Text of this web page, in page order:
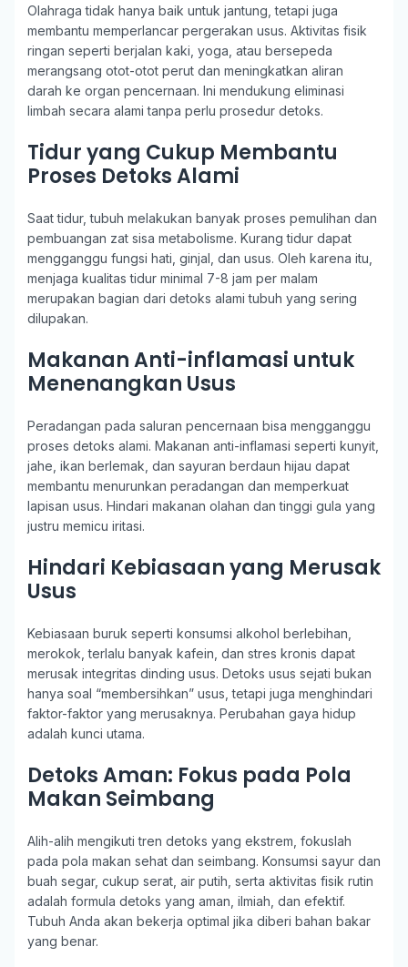
Olahraga tidak hanya baik untuk jantung, tetapi juga
membantu memperlancar pergerakan usus. Aktivitas fisik
ringan seperti berjalan kaki, yoga, atau bersepeda
merangsang otot-otot perut dan meningkatkan aliran
darah ke organ pencernaan. Ini mendukung eliminasi
limbah secara alami tanpa perlu prosedur detoks.
Tidur yang Cukup Membantu
Proses Detoks Alami
Saat tidur, tubuh melakukan banyak proses pemulihan dan
pembuangan zat sisa metabolisme. Kurang tidur dapat
mengganggu fungsi hati, ginjal, dan usus. Oleh karena itu,
menjaga kualitas tidur minimal 7-8 jam per malam
merupakan bagian dari detoks alami tubuh yang sering
dilupakan.
Makanan Anti-inflamasi untuk
Menenangkan Usus
Peradangan pada saluran pencernaan bisa mengganggu
proses detoks alami. Makanan anti-inflamasi seperti kunyit,
jahe, ikan berlemak, dan sayuran berdaun hijau dapat
membantu menurunkan peradangan dan memperkuat
lapisan usus. Hindari makanan olahan dan tinggi gula yang
justru memicu iritasi.
Hindari Kebiasaan yang Merusak
Usus
Kebiasaan buruk seperti konsumsi alkohol berlebihan,
merokok, terlalu banyak kafein, dan stres kronis dapat
merusak integritas dinding usus. Detoks usus sejati bukan
hanya soal “membersihkan” usus, tetapi juga menghindari
faktor-faktor yang merusaknya. Perubahan gaya hidup
adalah kunci utama.
Detoks Aman: Fokus pada Pola
Makan Seimbang
Alih-alih mengikuti tren detoks yang ekstrem, fokuslah
pada pola makan sehat dan seimbang. Konsumsi sayur dan
buah segar, cukup serat, air putih, serta aktivitas fisik rutin
adalah formula detoks yang aman, ilmiah, dan efektif.
Tubuh Anda akan bekerja optimal jika diberi bahan bakar
yang benar.